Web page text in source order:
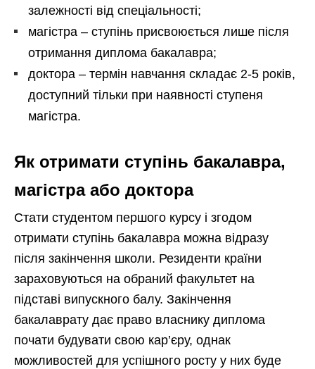
залежності від спеціальності;
магістра – ступінь присвоюється лише після
отримання диплома бакалавра;
доктора – термін навчання складає 2-5 років,
доступний тільки при наявності ступеня
магістра.
Як отримати ступінь бакалавра,
магістра або доктора
Стати студентом першого курсу і згодом
отримати ступінь бакалавра можна відразу
після закінчення школи. Резиденти країни
зараховуються на обраний факультет на
підставі випускного балу. Закінчення
бакалаврату дає право власнику диплома
почати будувати свою кар’єру, однак
можливостей для успішного росту у них буде